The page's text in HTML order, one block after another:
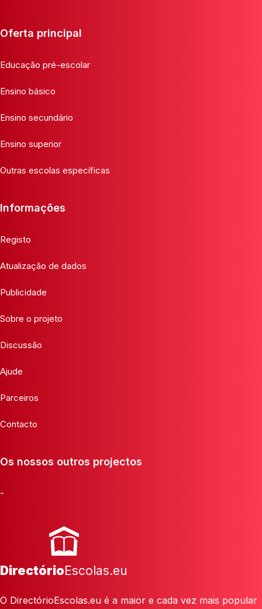
Oferta principal
Educação pré-escolar
Ensino básico
Ensino secundário
Ensino superior
Outras escolas específicas
Informações
Registo
Atualização de dados
Publicidade
Sobre o projeto
Discussão
Ajude
Parceiros
Contacto
Os nossos outros projectos
-
DirectórioEscolas.eu
O DirectórioEscolas.eu é a maior e cada vez mais popular